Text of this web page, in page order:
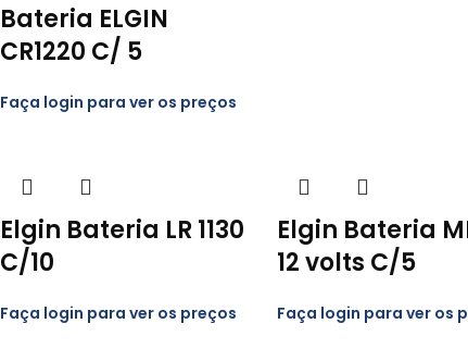
Bateria ELGIN
CR1220 C/ 5
Faça login para ver os preços
Elgin Bateria LR 1130
C/10
Faça login para ver os preços
Elgin Bateria
12 volts C/5
Faça login para ver os